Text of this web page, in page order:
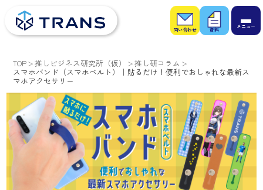
お問
い合
わせ
お役
立ち
資料
TOP 推しビジネス研究所（仮） 推し研コラム
スマホバンド（スマホベルト）｜貼るだけ！便利でおしゃれな最新ス
マホアクセサリー